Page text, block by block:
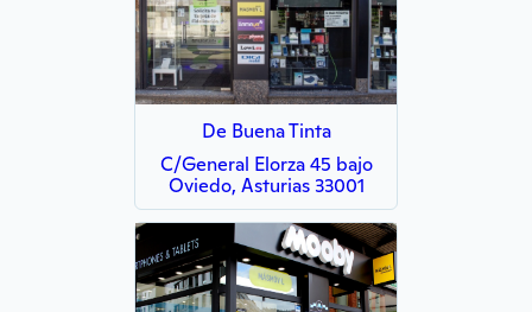
De Buena Tinta
C/General Elorza 45 bajo
Oviedo, Asturias 33001